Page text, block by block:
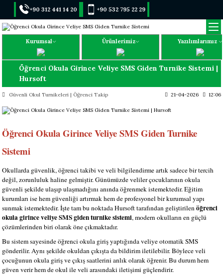
+90 312 441 14 20 +90 532 795 22 29
Kurumsal Ürünlerimiz Yazılımlarımız
Öğrenci Okula Girince Veliye SMS Giden Turnike Sistemi |
Hursoft
Güvenli Okul Turnikeleri | Öğrenci Takip 21-04-2026 12:06
Öğrenci Okula Girince Veliye SMS Giden Turnike
Sistemi
Okullarda güvenlik, öğrenci takibi ve veli bilgilendirme artık sadece bir tercih
değil, zorunluluk haline gelmiştir. Günümüzde veliler çocuklarının okula
güvenli şekilde ulaşıp ulaşmadığını anında öğrenmek istemektedir. Eğitim
kurumları ise hem güvenliği artırmak hem de profesyonel bir kurumsal yapı
sunmak istemektedir. İşte tam bu noktadaHursofttarafından geliştirilenöğrenci
okula girince veliye SMS giden turnike sistemi, modern okulların en güçlü
çözümlerinden biri olarak öne çıkmaktadır.
Bu sistem sayesinde öğrenci okula giriş yaptığında veliye otomatik SMS
gönderilir. Aynı şekilde okuldan çıkışta da bildirim iletilebilir. Böylece veli
çocuğunun okula giriş ve çıkış saatlerini anlık olarak öğrenir. Bu durum hem
güven verir hem de okul ile veli arasındaki iletişimi güçlendirir.